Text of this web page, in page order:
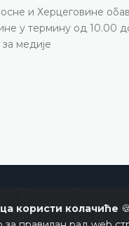
користи колачиће
и Херцеговине
у термину од 10.00
медије